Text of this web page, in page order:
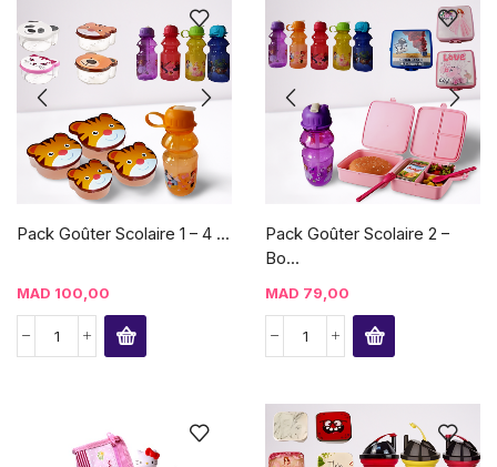
Pack Goûter Scolaire 1 – 4 ...
MAD 100,00
Pack Goûter Scolaire 2 –
Bo...
MAD 79,00